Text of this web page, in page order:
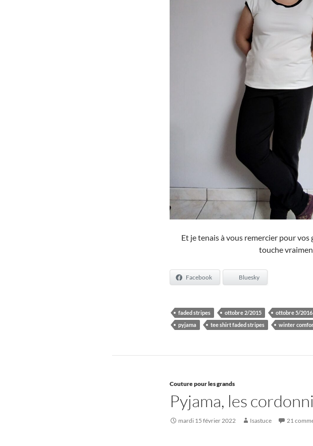
Et je tenais à vous remercier pour vos
touche
Facebook Bluesky
faded stripes ottobre 2/2015 ottobre 5/2016
pyjama
tee shirt faded stripes winter
Couture pour les grands
Pyjama, les
mardi 15 février 2022 Isastuce 21